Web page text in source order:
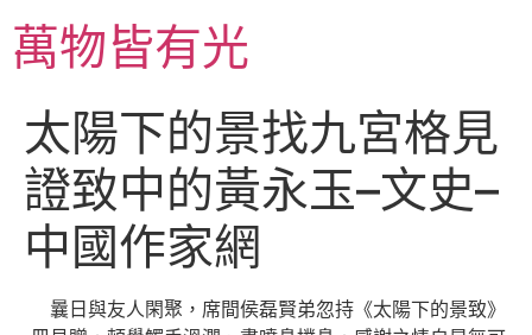
主萬物皆有光
太陽下的景找九宮格見
證致中的黃永玉–文史–
中國作家網
曩日與友人閑聚，席間侯磊賢弟忽持《太陽下的景致》